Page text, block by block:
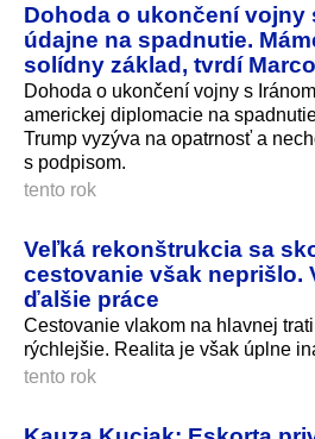
Dohoda o ukončení vojny
údajne na spadnutie.
solídny základ, tvrdí
Dohoda o ukončení vojny s
americkej diplomacie na
Trump vyzýva na opatrnosť a
s podpisom.
tento rok
Veľká rekonštrukcia sa
cestovanie však neprišlo.
ďalšie práce
Cestovanie vlakom na hlavnej
rýchlejšie. Realita je však úplne
tento rok